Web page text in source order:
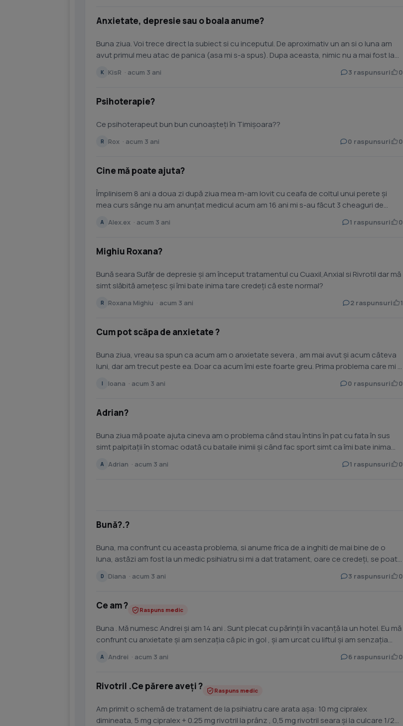
Anxietate, depresie sau o boala anume?
Buna ziua. Voi trece direct la subiect si cu inceputul. De aproximativ un an si o luna am
avut primul meu atac de panica (asa mi s-a spus). Dupa aceasta, nimic nu a mai fost la
K KisR · acum 3 ani 3 raspunsuri 0
Psihoterapie?
Ce psihoterapeut bun bun cunoașteți în Timișoara??
R Rox · acum 3 ani 0 raspunsuri 0
Cine mă poate ajuta?
Împlinisem 8 ani a doua zi după ziua mea m-am lovit cu ceafa de coltul unui perete și
mea curs sânge nu am anunțat medicul acum am 16 ani mi s-au făcut 3 cheaguri de
A Alex.ex · acum 3 ani 1 raspunsuri 0
Mighiu Roxana?
Bună seara Sufăr de depresie și am început tratamentul cu Cuaxil,Anxial si Rivrotil dar mă
simt slăbită amețesc și îmi bate inima tare credeți că este normal?
R Roxana Mighiu · acum 3 ani 2 raspunsuri 1
Cum pot scăpa de anxietate ?
Buna ziua, vreau sa spun ca acum am o anxietate severa , am mai avut și acum câteva
luni, dar am trecut peste ea. Doar ca acum îmi este foarte greu. Prima problema care mi a
I Ioana · acum 3 ani 0 raspunsuri 0
Adrian?
Buna ziua mă poate ajuta cineva am o problema când stau întins în pat cu fata în sus
simt palpitații în stomac odată cu bataile inimii și când fac sport simt ca îmi bate inima
A Adrian · acum 3 ani 1 raspunsuri 0
Bună?.?
Buna, ma confrunt cu aceasta problema, si anume frica de a inghiti de mai bine de o
luna, astăzi am fost la un medic psihiatru si mi a dat tratament, oare ce credeți, se poate
D Diana · acum 3 ani 3 raspunsuri 0
Ce am ? Raspuns medic
Buna . Mă numesc Andrei și am 14 ani . Sunt plecat cu părinții în vacanță la un hotel. Eu mă
confrunt cu anxietate și am senzația că pic in gol , și am urcat cu liftul și am senzația...
A Andrei · acum 3 ani 6 raspunsuri 0
Rivotril .Ce părere aveți ? Raspuns medic
Am primit o schemă de tratament de la psihiatru care arata așa: 10 mg cipralex
dimineata, 5 mg cipralex + 0.25 mg rivotril la prânz , 0,5 mg rivotril seara și la culcare 1/2